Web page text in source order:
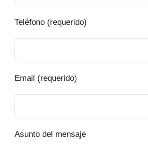
Teléfono (requerido)
Email (requerido)
Asunto del mensaje